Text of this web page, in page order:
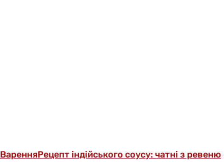
ВаренняРецепт індійського соусу: чатні з ревеню